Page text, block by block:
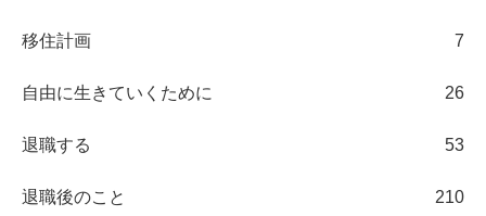
移住計画 7
自由に生きていくために 26
退職する 53
退職後のこと 210